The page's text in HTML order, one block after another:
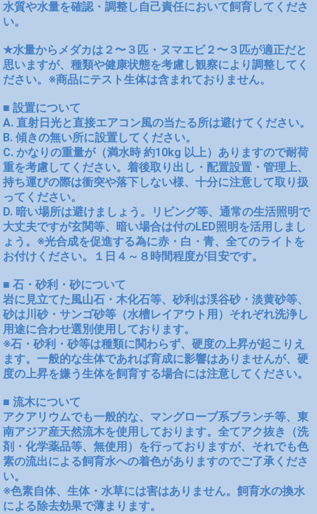
水質や水量を確認・調整し自己責任において飼育してくださ
い。
★水量からメダカは２〜３匹・ヌマエビ２〜３匹が適正だと
思いますが、種類や健康状態を考慮し観察により調整してく
ださい。※商品にテスト生体は含まれておりません。
■ 設置について
A. 直射日光と直接エアコン風の当たる所は避けてください。
B. 傾きの無い所に設置してください。
C. かなりの重量が（満水時 約10kg 以上）ありますので耐荷
重を考慮してください。着後取り出し・配置設置・管理上、
持ち運びの際は衝突や落下しない様、十分に注意して取り扱
ってください。
D. 暗い場所は避けましょう。リビング等、通常の生活照明で
大丈夫ですが玄関等、暗い場合は付のLED照明を活用しまし
ょう。※光合成を促進する為に赤・白・青、全てのライトを
お付けください。１日４～８時間程度が目安です。
■ 石・砂利・砂について
岩に見立てた風山石・木化石等、砂利は渓谷砂・淡黄砂等、
砂は川砂・サンゴ砂等（水槽レイアウト用）それぞれ洗浄し
用途に合わせ選別使用しております。
※石・砂利・砂等は種類に関わらず、硬度の上昇が起こりえ
ます。一般的な生体であれば育成に影響はありませんが、硬
度の上昇を嫌う生体を飼育する場合には注意してください。
■ 流木について
アクアリウムでも一般的な、マングローブ系ブランチ等、東
南アジア産天然流木を使用しております。全てアク抜き（洗
剤・化学薬品等、無使用）を行っておりますが、それでも色
素の流出による飼育水への着色がありますのでご了承くださ
い。
※色素自体、生体・水草には害はありません。飼育水の換水
による除去効果で薄まります。